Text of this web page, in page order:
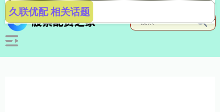
久联优配 相关话题